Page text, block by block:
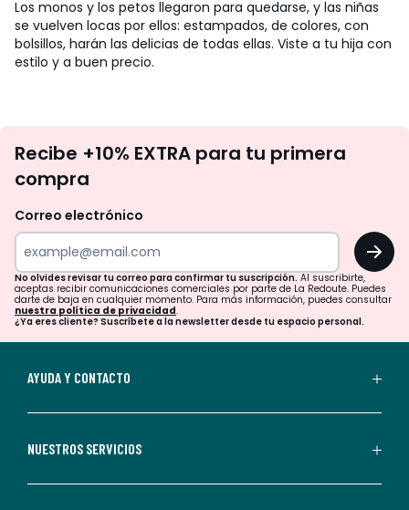
Los monos y los petos llegaron para quedarse, y las niñas
se vuelven locas por ellos: estampados, de colores, con
bolsillos, harán las delicias de todas ellas. Viste a tu hija con
estilo y a buen precio.
te
tu
para
confirmar
tu
suscripción.
aceptas
comerciales
Recibe +10% EXTRA para tu primera
compra
Correo electrónico
OK
No olvides revisar tu correo para confirmar tu suscripción. Al suscribirte,
aceptas recibir comunicaciones comerciales por parte de La Redoute. Puedes
darte de baja en cualquier momento. Para más información, puedes consultar
nuestra política de privacidad.
¿Ya eres cliente? Suscríbete a la newsletter desde tu espacio personal.
AYUDA Y CONTACTO
NUESTROS SERVICIOS